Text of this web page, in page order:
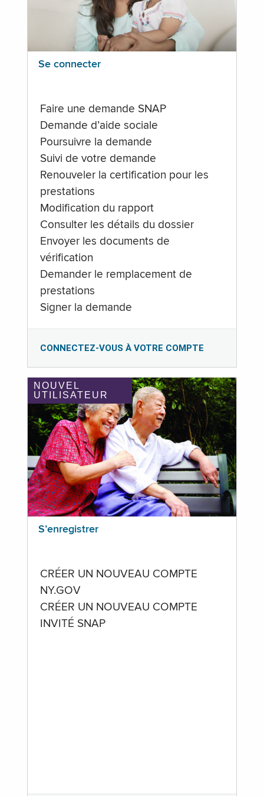
Se connecter
Faire une demande SNAP
Demande d’aide sociale
Poursuivre la demande
Suivi de votre demande
Renouveler la certification pour les
prestations
Modification du rapport
Consulter les détails du dossier
Envoyer les documents de
vérification
Demander le remplacement de
prestations
Signer la demande
CONNECTEZ-VOUS À VOTRE COMPTE
NOUVEL
UTILISATEUR
S’enregistrer
CRÉER UN NOUVEAU COMPTE
NY.GOV
CRÉER UN NOUVEAU COMPTE
INVITÉ SNAP